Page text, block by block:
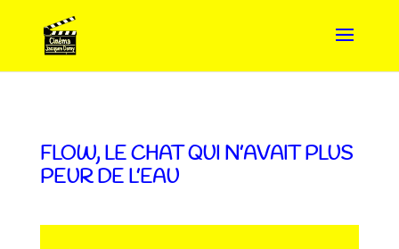
FLOW, LE CHAT QUI N’AVAIT PLUS
PEUR DE L’EAU